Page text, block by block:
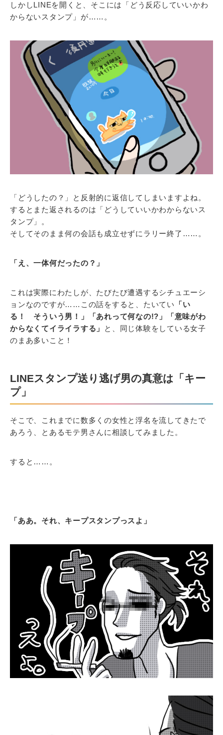
しかしLINEを開くと、そこには「どう反応していいかわ
からないスタンプ」が……。
「どうしたの？」と反射的に返信してしまいますよね。
するとまた返されるのは「どうしていいかわからないス
タンプ」。
そしてそのまま何の会話も成立せずにラリー終了……。
「え、一体何だったの？」
これは実際にわたしが、たびたび遭遇するシチュエーシ
ョンなのですが……この話をすると、たいてい
「い
る！ そういう男！」「あれって何なの!?」「意味がわ
からなくてイライラする」
と、同じ体験をしている女子
のまあ多いこと！
LINEスタンプ送り逃げ男の真意は「キー
プ」
そこで、これまでに数多くの女性と浮名を流してきたで
あろう、とあるモテ男さんに相談してみました。
すると……。
「ああ。それ、キープスタンプっスよ」